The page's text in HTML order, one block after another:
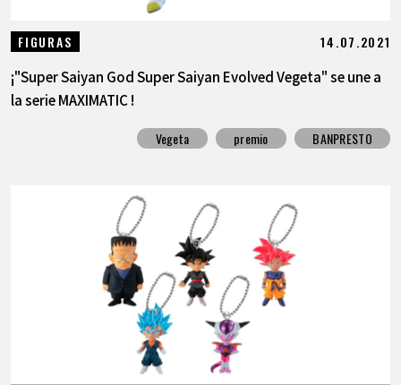
FIGURAS 14.07.2021
¡"Super Saiyan God Super Saiyan Evolved Vegeta" se une a
la serie MAXIMATIC !
Vegeta premio BANPRESTO